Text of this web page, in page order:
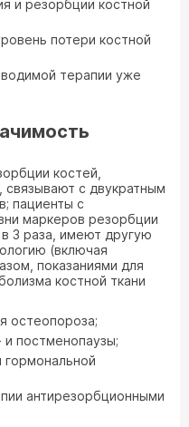
и резорбции костной
потери костной
терапии уже
костей,
с двукратным
пациенты с
маркеров резорбции
3 раза, имеют другую
(включая
показаниями для
костной ткани
остеопороза;
постменопаузы;
гормональной
антирезорбционными